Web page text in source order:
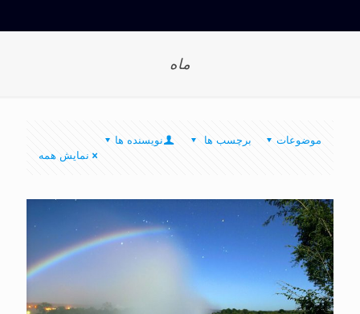
ماه
موضوعات برچسب ها
نویسنده ها
نمایش همه